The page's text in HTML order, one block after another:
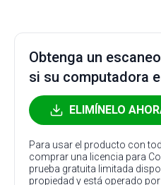
Obtenga un
si su computadora
ELIMÍNELO
Para usar el producto con
comprar una licencia para
prueba gratuita limitada
propiedad y está operado por